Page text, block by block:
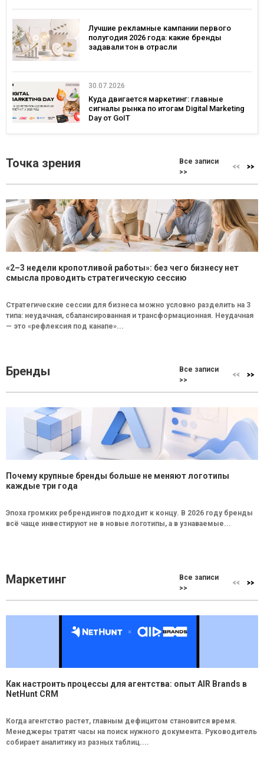
Лучшие рекламные кампании первого
полугодия 2026 года: какие бренды
задавали тон в отрасли
30.07.2026
Куда двигается маркетинг: главные
сигналы рынка по итогам Digital Marketing
Day от GoIT
Точка зрения
Все записи
>>
«2–3 недели кропотливой работы»: без чего бизнесу нет
смысла проводить стратегическую сессию
Стратегические сессии для бизнеса можно условно разделить на 3
типа: неудачная, сбалансированная и трансформационная. Неудачная
— это «рефлексия под канапе»...
Бренды
Все записи
>>
Почему крупные бренды больше не меняют логотипы
каждые три года
Эпоха громких ребрендингов подходит к концу. В 2026 году бренды
всё чаще инвестируют не в новые логотипы, а в узнаваемые...
Маркетинг
Все записи
>>
Как настроить процессы для агентства: опыт AIR Brands в
NetHunt CRM
Когда агентство растет, главным дефицитом становится время.
Менеджеры тратят часы на поиск нужного документа. Руководитель
собирает аналитику из разных таблиц....